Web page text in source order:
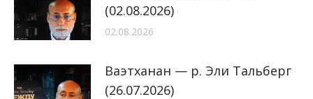
(02.08.2026)
02.08.2026
Ваэтханан — р. Эли Тальберг
(26.07.2026)